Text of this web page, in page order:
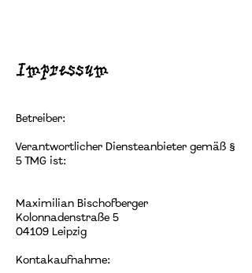
Impressum
Betreiber:
Verantwortlicher Diensteanbieter gemäß §
5 TMG ist:
Maximilian Bischofberger
Kolonnadenstraße 5
04109 Leipzig
Kontakaufnahme: